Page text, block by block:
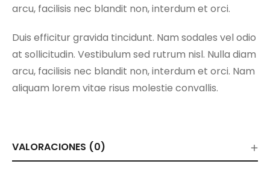
arcu, facilisis nec blandit non, interdum et orci.
Duis efficitur gravida tincidunt. Nam sodales vel odio
at sollicitudin. Vestibulum sed rutrum nisl. Nulla diam
arcu, facilisis nec blandit non, interdum et orci. Nam
aliquam lorem vitae risus molestie convallis.
VALORACIONES (0)